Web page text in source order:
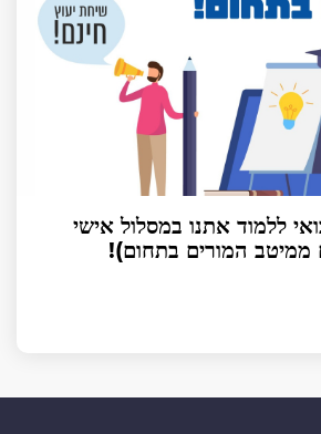
ללמוד אתנו במסלול אישי
ממיטב המורים בתחום)!